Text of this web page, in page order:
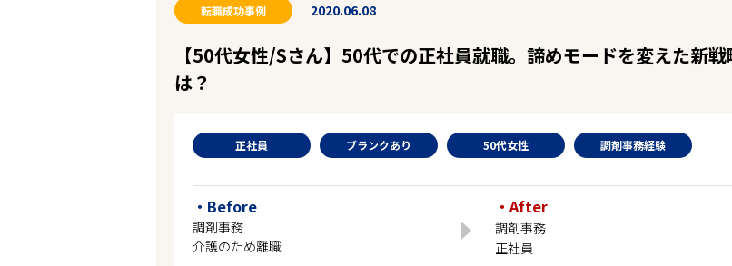
転職成功事例 2020.06.08
【50代女性/Sさん】50代での正社員就職。諦めモードを変えた新戦
は？
正社員 ブランクあり 50代女性 調剤事務経験
・Before
調剤事務
介護のため離職
・After
調剤事務
正社員